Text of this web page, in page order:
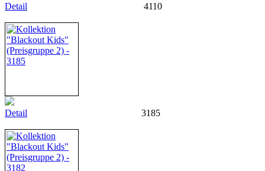
Detail 4110
Detail 3185